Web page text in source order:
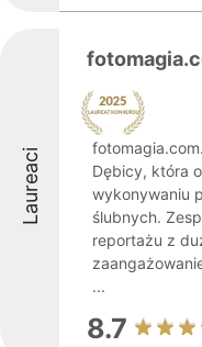
Laureaci
Dębicy, która
wykonywaniu
ślubnych.
reportażu z
...
8.7